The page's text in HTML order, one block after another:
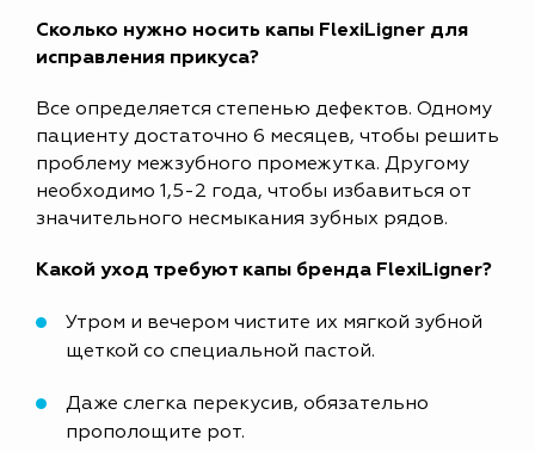
Сколько нужно носить капы FlexiLigner для
исправления прикуса?
Все определяется степенью дефектов. Одному
пациенту достаточно 6 месяцев, чтобы решить
проблему межзубного промежутка. Другому
необходимо 1,5-2 года, чтобы избавиться от
значительного несмыкания зубных рядов.
Какой уход требуют капы бренда FlexiLigner?
Утром и вечером чистите их мягкой зубной
щеткой со специальной пастой.
Даже слегка перекусив, обязательно
прополощите рот.